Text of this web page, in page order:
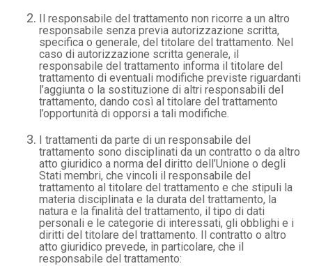
Il responsabile del trattamento non ricorre a un altro
responsabile senza previa autorizzazione scritta,
specifica o generale, del titolare del trattamento. Nel
caso di autorizzazione scritta generale, il
responsabile del trattamento informa il titolare del
trattamento di eventuali modifiche previste riguardanti
l’aggiunta o la sostituzione di altri responsabili del
trattamento, dando così al titolare del trattamento
l’opportunità di opporsi a tali modifiche.
I trattamenti da parte di un responsabile del
trattamento sono disciplinati da un contratto o da altro
atto giuridico a norma del diritto dell’Unione o degli
Stati membri, che vincoli il responsabile del
trattamento al titolare del trattamento e che stipuli la
materia disciplinata e la durata del trattamento, la
natura e la finalità del trattamento, il tipo di dati
personali e le categorie di interessati, gli obblighi e i
diritti del titolare del trattamento. Il contratto o altro
atto giuridico prevede, in particolare, che il
responsabile del trattamento: